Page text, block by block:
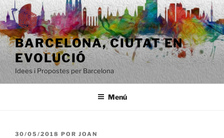
Saltar
al
contenido
BARCELONA, ​​CIUTAT EN
EVOLUCIÓ
Idees i Propostes per Barcelona
Menú
PUBLICADO
30/05/2018 POR JOAN